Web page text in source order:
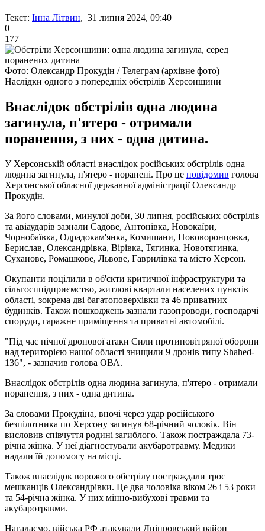
Текст: Інна Літвин, 31 липня 2024, 09:40
0
177
Фото: Олександр Прокудін / Телеграм (архівне фото)
Наслідки одного з попередніх обстрілів Херсонщини
Внаслідок обстрілів одна людина
загинула, п'ятеро - отримали
поранення, з них - одна дитина.
У Херсонській області внаслідок російських обстрілів одна
людина загинула, п'ятеро - поранені. Про це повідомив голова
Херсонської обласної державної адміністрації Олександр
Прокудін.
За його словами, минулої доби, 30 липня, російських обстрілів
та авіаударів зазнали Садове, Антонівка, Новокаїри,
Чорнобаївка, Одрадокам'янка, Комишани, Нововоронцовка,
Берислав, Олександрівка, Вірівка, Тягинка, Новотягинка,
Суханове, Ромашкове, Львове, Гаврилівка та місто Херсон.
Окупанти поцілили в об'єкти критичної інфраструктури та
сільгосппідприємство, житлові квартали населених пунктів
області, зокрема дві багатоповерхівки та 46 приватних
будинків. Також пошкоджень зазнали газопроводи, господарчі
споруди, гаражне приміщення та приватні автомобілі.
"Під час нічної дронової атаки Сили протиповітряної оборони
над територією нашої області знищили 9 дронів типу Shahed-
136", - зазначив голова ОВА.
Внаслідок обстрілів одна людина загинула, п'ятеро - отримали
поранення, з них - одна дитина.
За словами Прокудіна, вночі через удар російського
безпілотника по Херсону загинув 68-річний чоловік. Він
висловив співчуття родині загиблого. Також постраждала 73-
річна жінка. У неї діагностували акубаротравму. Медики
надали їй допомогу на місці.
Також внаслідок ворожого обстрілу постраждали троє
мешканців Олександрівки. Це два чоловіка віком 26 і 53 роки
та 54-річна жінка. У них мінно-вибухові травми та
акубаротравми.
Нагадаємо, війська РФ атакували Дніпровський район